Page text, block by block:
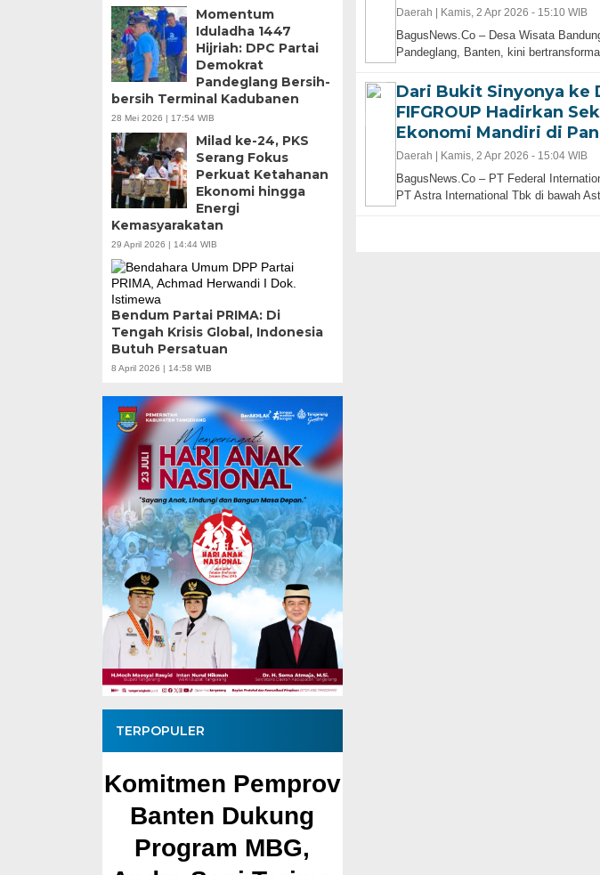
Momentum
Iduladha 1447
Hijriah: DPC Partai
Demokrat
Pandeglang Bersih-
bersih Terminal Kadubanen
28 Mei 2026 | 17:54 WIB
Milad ke-24, PKS
Serang Fokus
Perkuat Ketahanan
Ekonomi hingga
Energi
Kemasyarakatan
29 April 2026 | 14:44 WIB
Bendum Partai PRIMA: Di
Tengah Krisis Global, Indonesia
Butuh Persatuan
8 April 2026 | 14:58 WIB
TERPOPULER
Pembangunan
Jalan Ceplak–
Kronjo Sepanjang
Daerah | Kamis, 2 Apr 2026 - 15:10 WIB
BagusNews.Co – Desa Wisata
Pandeglang, Banten, kini
Dari Bukit Sinyonya ke
FIFGROUP Hadirkan
Ekonomi Mandiri di
Daerah | Kamis, 2 Apr 2026 - 15:04 WIB
BagusNews.Co – PT Federal
PT Astra International Tbk di bawah